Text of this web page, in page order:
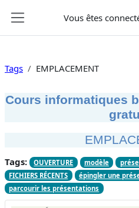
Vous êtes
Tags EMPLACEMENT
Cours informatiques
Tags: OUVERTURE modèle
FICHIERS RÉCENTS
épingler une
parcourir les présentations